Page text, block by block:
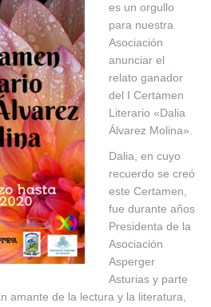
es un orgullo
para nuestra
Asociación
anunciar el
relato ganador
del I Certamen
Literario «Dalia
Álvarez Molina».
Dalia, en cuyo
recuerdo se creó
este Certamen,
fue durante años
Presidenta de la
Asociación
Asperger
Asturias y parte
amante de la lectura y la literatura,